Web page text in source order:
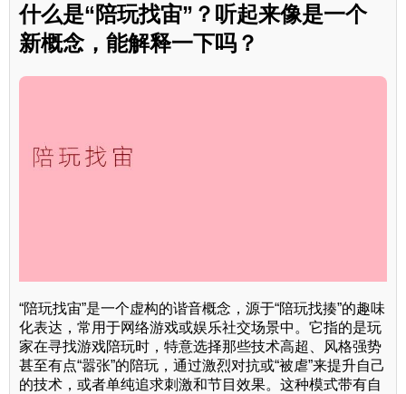
什么是“陪玩找宙”？听起来像是一个
新概念，能解释一下吗？
“陪玩找宙”是一个虚构的谐音概念，源于“陪玩找揍”的趣味
化表达，常用于网络游戏或娱乐社交场景中。它指的是玩
家在寻找游戏陪玩时，特意选择那些技术高超、风格强势
甚至有点“嚣张”的陪玩，通过激烈对抗或“被虐”来提升自己
的技术，或者单纯追求刺激和节目效果。这种模式带有自